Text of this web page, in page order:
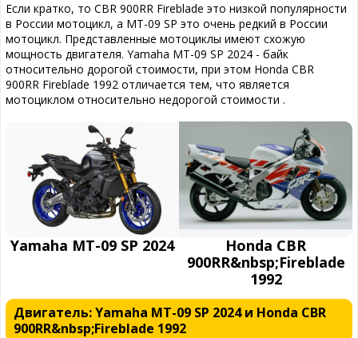
Если кратко, то CBR 900RR Fireblade это низкой популярности
в России мотоцикл, а MT-09 SP это очень редкий в России
мотоцикл. Представленные мотоциклы имеют схожую
мощность двигателя. Yamaha MT-09 SP 2024 - байк
относительно дорогой стоимости, при этом Honda CBR
900RR Fireblade 1992 отличается тем, что является
мотоциклом относительно недорогой стоимости .
Yamaha MT-09 SP 2024
Honda CBR
900RR&nbsp;Fireblade
1992
Двигатель: Yamaha MT-09 SP 2024 и Honda CBR
900RR&nbsp;Fireblade 1992